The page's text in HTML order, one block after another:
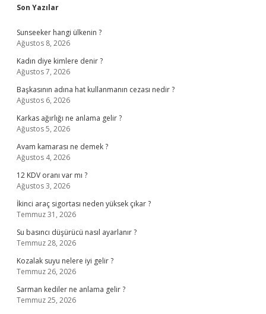
Sidebar
Son Yazılar
Sunseeker hangi ülkenin ?
Ağustos 8, 2026
Kadın diye kimlere denir ?
Ağustos 7, 2026
Başkasının adına hat kullanmanın cezası nedir ?
Ağustos 6, 2026
Karkas ağırlığı ne anlama gelir ?
Ağustos 5, 2026
Avam kamarası ne demek ?
Ağustos 4, 2026
12 KDV oranı var mı ?
Ağustos 3, 2026
İkinci araç sigortası neden yüksek çıkar ?
Temmuz 31, 2026
Su basıncı düşürücü nasıl ayarlanır ?
Temmuz 28, 2026
Kozalak suyu nelere iyi gelir ?
Temmuz 26, 2026
Sarman kediler ne anlama gelir ?
Temmuz 25, 2026